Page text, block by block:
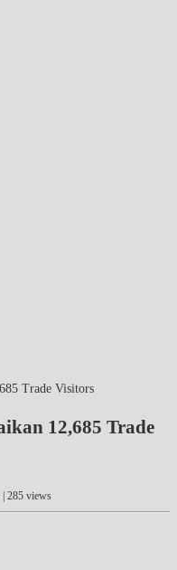
Trade Visitors
12,685 Trade
| 285 views